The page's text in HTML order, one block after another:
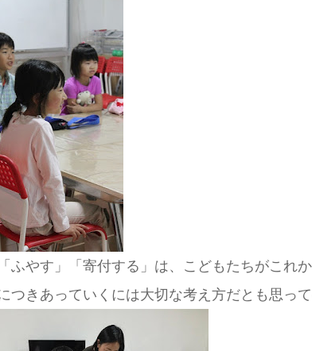
ふやす」「寄付する」は、こどもたちがこれ
つきあっていくには大切な考え方だとも思って